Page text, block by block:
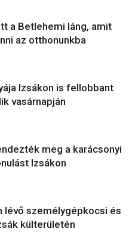
a Betlehemi láng, amit
az otthonunkba
Izsákon is fellobbant
vasárnapján
meg a karácsonyi
Izsákon
lévő személygépkocsi és
külterületén